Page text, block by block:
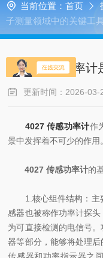
当前位置： 首页
子测量领域中的关键工
4027 传感功率
更新时间：2026-03-
4027 传感功率计作
景中发挥着不可少的作用
4027 传感功率计的
1.核心组件结构：主
感器也被称作功率计探
为可直接检测的电信号
器等部分，能够将处理